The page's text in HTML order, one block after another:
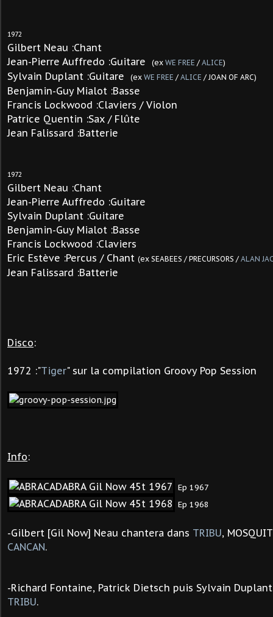
1972
Gilbert Neau :Chant
Jean-Pierre Auffredo :Guitare
(ex WE FREE / ALICE)
Sylvain Duplant :Guitare (ex WE FREE / ALICE / JOAN OF ARC)
Benjamin-Guy Mialot :Basse
Francis Lockwood :Claviers / Violon
Patrice Quentin :Sax / Flûte
Jean Falissard :Batterie
1972
Gilbert Neau :Chant
Jean-Pierre Auffredo :Guitare
Sylvain Duplant :Guitare
Benjamin-Guy Mialot :Basse
Francis Lockwood :Claviers
Eric Estève :Percus / Chant (ex SEABEES / PRECURSORS / ALAN
Jean Falissard :Batterie
Disco:
1972 :"Tiger" sur la compilation Groovy Pop Session
Info:
Ep 1967
Ep 1968
-Gilbert [Gil Now] Neau chantera dans TRIBU,
CANCAN.
-Richard Fontaine, Patrick Dietsch puis Sylvain
TRIBU.